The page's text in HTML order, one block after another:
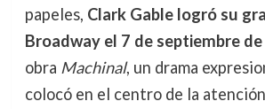
papeles, Clark Gable logró su
Broadway el 7 de septiembre
obra Machinal, un drama
colocó en el centro de la